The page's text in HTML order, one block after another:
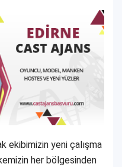
ekibimizin yeni çalışma
her bölgesinden